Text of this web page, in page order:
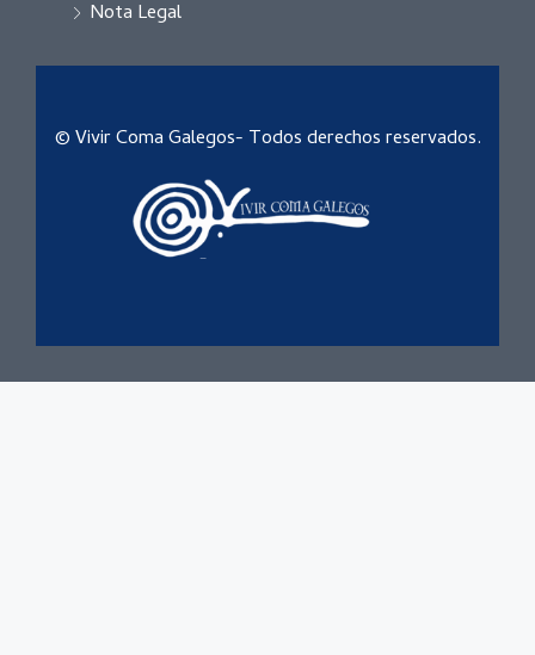
Nota Legal
© Vivir Coma Galegos- Todos derechos reservados.